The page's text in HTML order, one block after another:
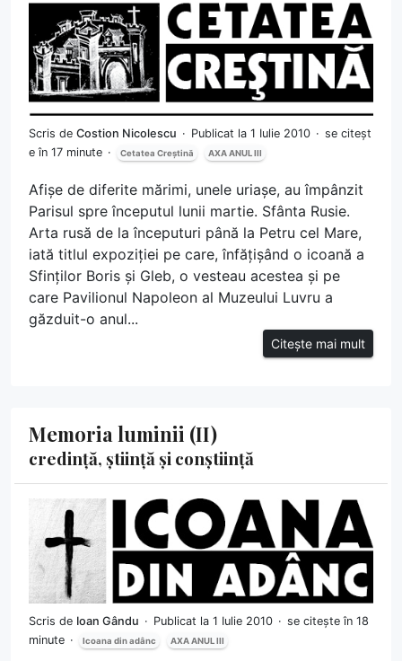
Scris de Costion Nicolescu Publicat la 1 Iulie 2010
se citeșt
e în 17 minute
Cetatea Creștină AXA ANUL III
Afișe de diferite mărimi, unele uriașe, au împânzit
Parisul spre începutul lunii martie. Sfânta Rusie.
Arta rusă de la începuturi până la Petru cel Mare,
iată titlul expoziției pe care, înfățișând o icoană a
Sfinților Boris și Gleb, o vesteau acestea și pe
care Pavilionul Napoleon al Muzeului Luvru a
găzduit-o anul...
Citește mai mult
Memoria luminii (II)
credință, știință și conștiință
Scris de Ioan Gându Publicat la 1 Iulie 2010
se citește în 18
minute
Icoana din adânc AXA ANUL III